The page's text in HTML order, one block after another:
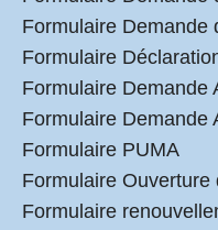
Formulaire Demande
Formulaire
Formulaire Demande
Formulaire Demande
Formulaire PUMA
Formulaire Ouverture
Formulaire